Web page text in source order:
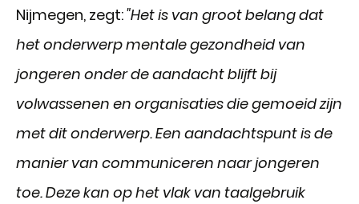
Nijmegen, zegt:"Het is van groot belang dat
het onderwerp mentale gezondheid van
jongeren onder de aandacht blijft bij
volwassenen en organisaties die gemoeid zijn
met dit onderwerp. Een aandachtspunt is de
manier van communiceren naar jongeren
toe. Deze kan op het vlak van taalgebruik